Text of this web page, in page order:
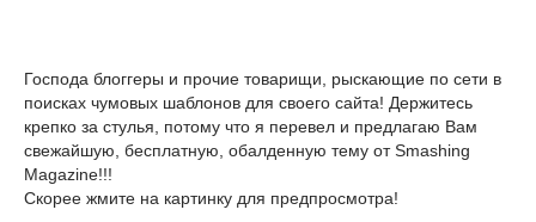
Господа блоггеры и прочие товарищи, рыскающие по сети в
поисках чумовых шаблонов для своего сайта! Держитесь
крепко за стулья, потому что я перевел и предлагаю Вам
свежайшую, бесплатную, обалденную тему от Smashing
Magazine!!!
Скорее жмите на картинку для предпросмотра!